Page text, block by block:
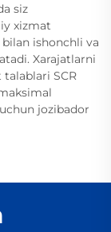
siz
xizmat
ishonchli va
Xarajatlarni
SCR
jozibador